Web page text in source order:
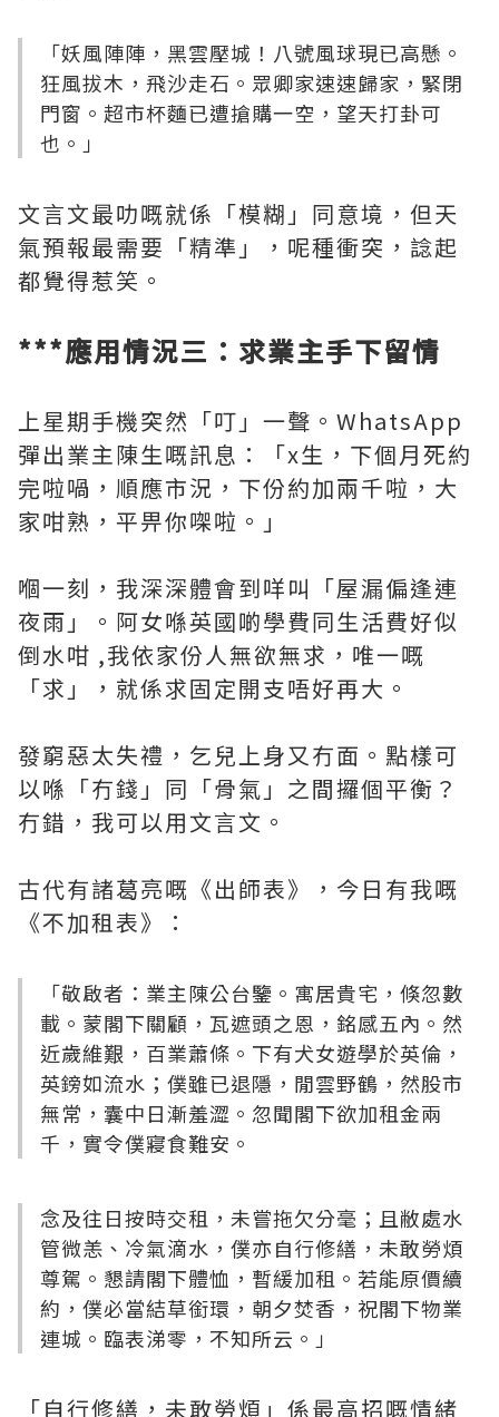
「妖風陣陣，黑雲壓城！八號風球現已高懸。
狂風拔木，飛沙走石。眾卿家速速歸家，緊閉
門窗。超市杯麵已遭搶購一空，望天打卦可
也。」
文言文最叻嘅就係「模糊」同意境，但天
氣預報最需要「精準」，呢種衝突，諗起
都覺得惹笑。
***應用情況三：求業主手下留情
上星期手機突然「叮」一聲。WhatsApp
彈出業主陳生嘅訊息：「x生，下個月死約
完啦喎，順應市況，下份約加兩千啦，大
家咁熟，平畀你㗎啦。」
嗰一刻，我深深體會到咩叫「屋漏偏逢連
夜雨」。阿女喺英國啲學費同生活費好似
倒水咁 ,我依家份人無欲無求，唯一嘅
「求」，就係求固定開支唔好再大。
發窮惡太失禮，乞兒上身又冇面。點樣可
以喺「冇錢」同「骨氣」之間攞個平衡？
冇錯，我可以用文言文。
古代有諸葛亮嘅《出師表》，今日有我嘅
《不加租表》：
「敬啟者：業主陳公台鑒。寓居貴宅，倏忽數
載。蒙閣下關顧，瓦遮頭之恩，銘感五內。然
近歲維艱，百業蕭條。下有犬女遊學於英倫，
英鎊如流水；僕雖已退隱，閒雲野鶴，然股市
無常，囊中日漸羞澀。忽聞閣下欲加租金兩
千，實令僕寢食難安。
念及往日按時交租，未嘗拖欠分毫；且敝處水
管微恙、冷氣滴水，僕亦自行修繕，未敢勞煩
尊駕。懇請閣下體恤，暫緩加租。若能原價續
約，僕必當結草銜環，朝夕焚香，祝閣下物業
連城。臨表涕零，不知所云。」
「自行修繕，未敢勞煩」係最高招嘅情緒